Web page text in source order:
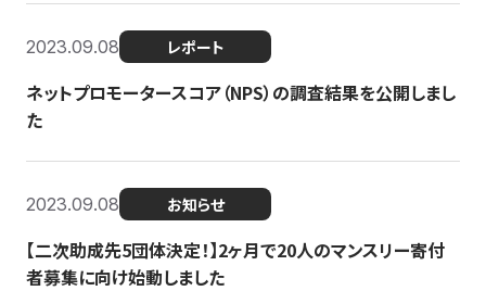
2023.09.08 レポート
ネットプロモータースコア（NPS）の調査結果を公開しまし
た
2023.09.08 お知らせ
【二次助成先5団体決定！】2ヶ月で20人のマンスリー寄付
者募集に向け始動しました